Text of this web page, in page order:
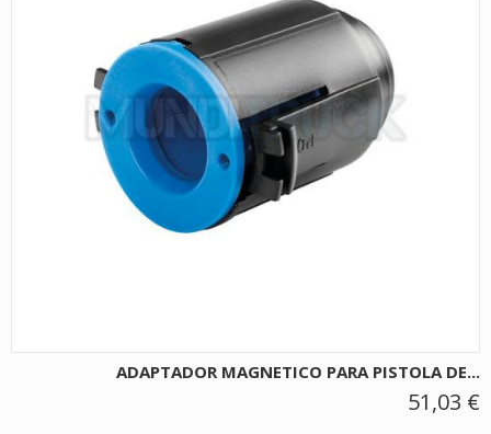
ADAPTADOR MAGNETICO PARA PISTOLA DE...
51,03 €